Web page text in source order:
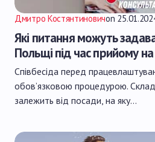
Дмитро Костянтиновичon
Які питання можуть
Польщі під час прийому
Співбесіда перед
обов’язковою процедурою.
залежить від посади, на яку…